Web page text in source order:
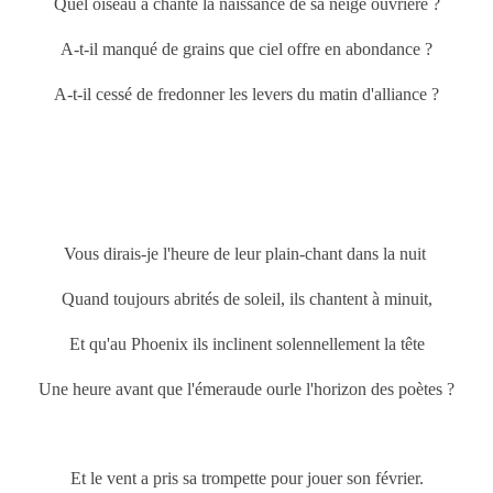
A-t-il manqué de grains que ciel offre en abondance ?
A-t-il cessé de fredonner les levers du matin d'alliance ?
Vous dirais-je l'heure de leur plain-chant dans la nuit
Quand toujours abrités de soleil, ils chantent à minuit,
Et qu'au Phoenix ils inclinent solennellement la tête
Une heure avant que l'émeraude ourle l'horizon des poètes ?
Et le vent a pris sa trompette pour jouer son février.